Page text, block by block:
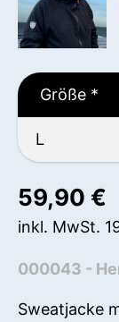
Größe *
59,90 €
inkl. MwSt.
000043 -
Sweatjacke